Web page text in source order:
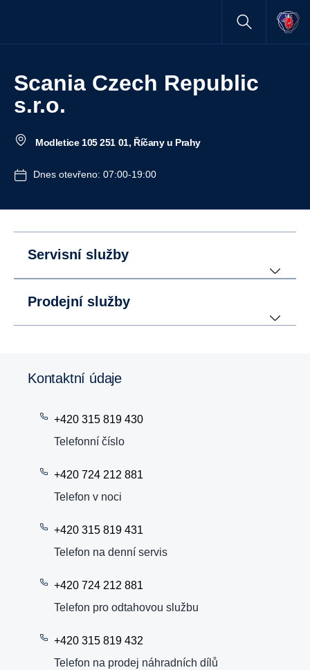
Scania Czech Republic
s.r.o.
Modletice 105 251 01, Říčany u Prahy
Dnes otevřeno: 07:00-19:00
Servisní služby
Prodejní služby
Kontaktní údaje
+420 315 819 430
Telefonní číslo
+420 724 212 881
Telefon v noci
+420 315 819 431
Telefon na denní servis
+420 724 212 881
Telefon pro odtahovou službu
+420 315 819 432
Telefon na prodej náhradních dílů